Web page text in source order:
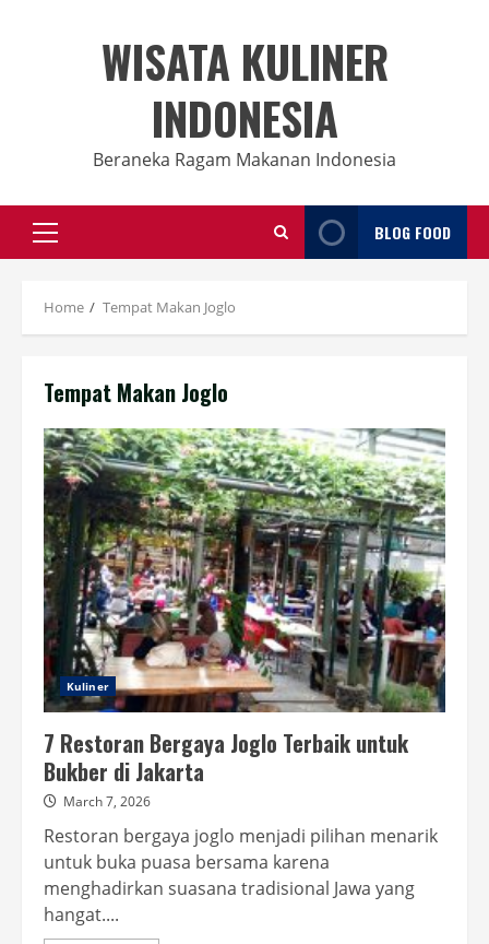
WISATA KULINER
INDONESIA
Beraneka Ragam Makanan Indonesia
Primary
Menu
BLOG FOOD
Home Tempat Makan Joglo
Tempat Makan Joglo
Kuliner
7 Restoran Bergaya Joglo Terbaik untuk
Bukber di Jakarta
March 7, 2026
Restoran bergaya joglo menjadi pilihan menarik
untuk buka puasa bersama karena
menghadirkan suasana tradisional Jawa yang
hangat....